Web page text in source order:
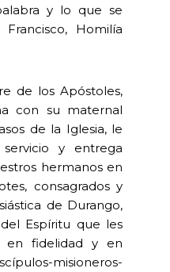
y lo que se
Homilía
de los Apóstoles,
con su maternal
de la Iglesia, le
y entrega
hermanos en
consagrados y
de Durango,
Espíritu que les
en fidelidad y en
misioneros-